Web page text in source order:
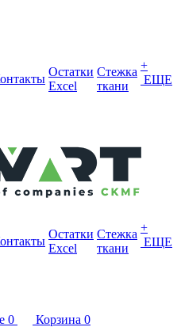
Остатки
Excel
Стежка
ткани
+
ЕЩЕ
Остатки
Excel
Стежка
ткани
+
ЕЩЕ
0 Корзина 0